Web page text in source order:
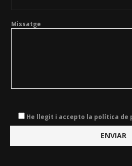
Missatge
He llegit i accepto la política de